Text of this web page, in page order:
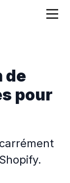
de
pour